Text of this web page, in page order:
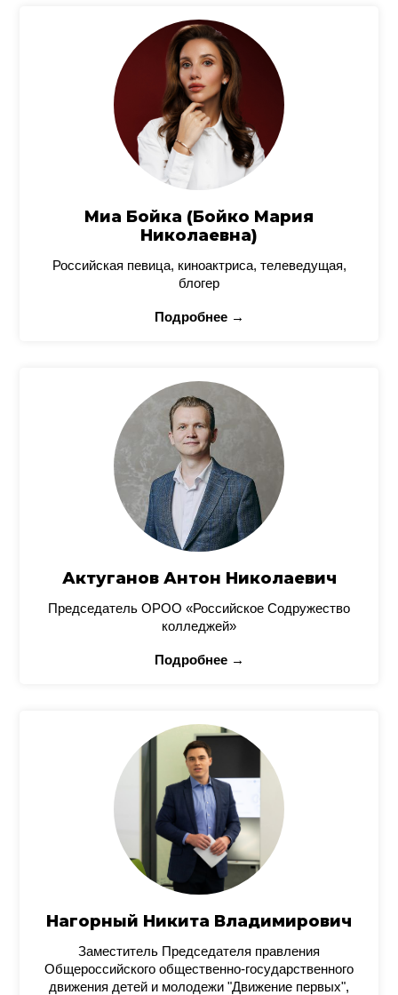
Миа Бойка (Бойко Мария
Николаевна)
Российская певица, киноактриса, телеведущая,
блогер
Подробнее →
Актуганов Антон Николаевич
Председатель ОРОО «Российское Содружество
колледжей»
Подробнее →
Нагорный Никита Владимирович
Заместитель Председателя правления
Общероссийского общественно-государственного
движения детей и молодежи "Движение первых",